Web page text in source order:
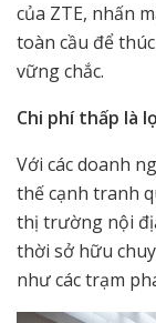
của ZTE, nhấn
toàn cầu để
vững chắc.
Chi phí thấp là
Với các doanh
thế cạnh tranh
thị trường nội
thời sở hữu
như các trạm